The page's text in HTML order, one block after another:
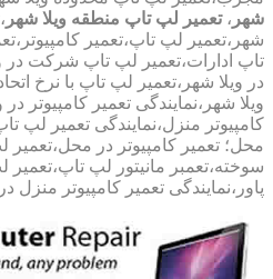
شهر ، تعمیر لپ تاپ منطقه ویلا شهر
شهر،تعمیر لپ تاپ،تعمیر
تاپ ادارات،تعمیر لپ تاپ شرکت در
در ویلا شهر،تعمیر لپ تاپ با نرخ
ویلا شهر،نمایندگی تعمیر کامپیوتر در
کامپیوتر منزل،نمایندگی تعمیر لپ
محل؛ تعمیر کامپیوتر در
سوخته،تعمبر مانیتور لپ تاپ،تعمیر
پاور،نمایندگی تعمیر کامپیوتر منزل